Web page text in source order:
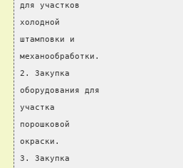
для участков
холодной
штамповки и
механообработки.
2. Закупка
оборудования для
участка
порошковой
окраски.
3. Закупка